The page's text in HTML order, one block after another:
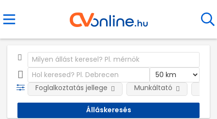
Foglalkoztatás jellege Munkáltató